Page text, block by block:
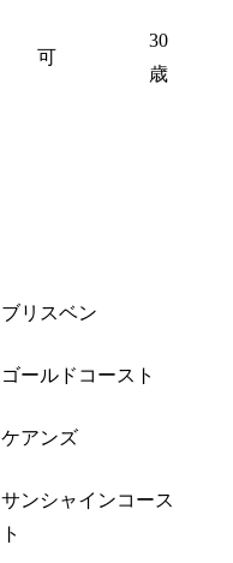
可
30
歳
ブリスベン
ゴールドコースト
ケアンズ
サンシャインコース
ト